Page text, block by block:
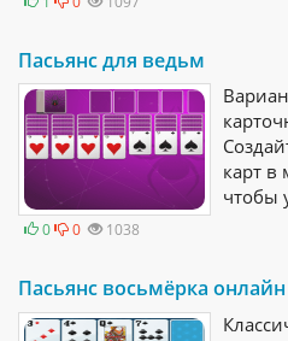
Пасьянс для ведьм
0 0 1038
карт в
чтобы
Пасьянс восьмёрка онлайн